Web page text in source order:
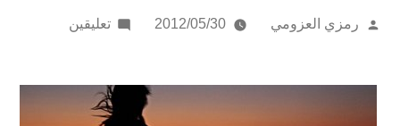
تمّ
رمزي العزومي 2012/05/30 تعليقين